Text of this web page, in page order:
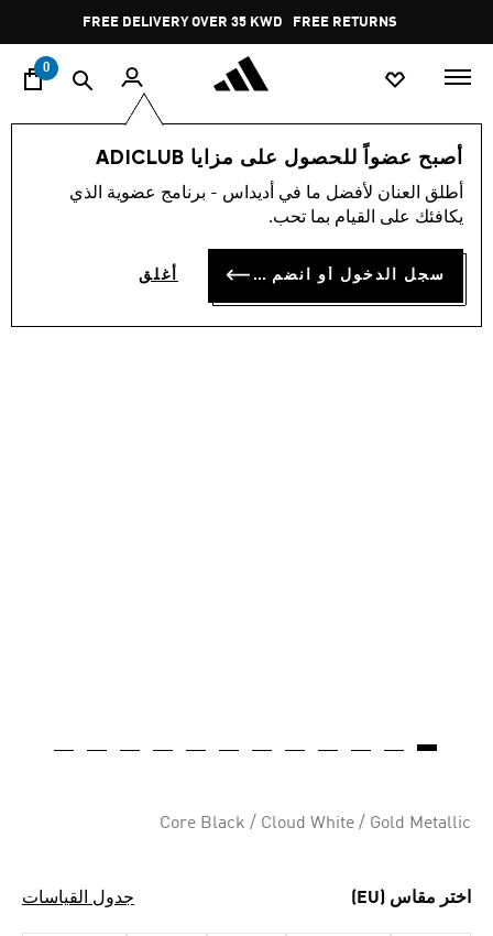
Pause
promotion
rotation
FREE DELIVERY OVER 35 KWD FREE RETURNS
0
أصبح عضواً للحصول على مزايا ADICLUB
أطلق العنان لأفضل ما في أديداس - برنامج عضوية الذي
يكافئك على القيام بما تحب.
سجل الدخول أو انضم الآن أغلق
الأطفال أحذية
حذاء GAZELLE
KD 23.75
Core Black / Cloud White / Gold Metallic
اختر مقاس (EU) جدول القياسات